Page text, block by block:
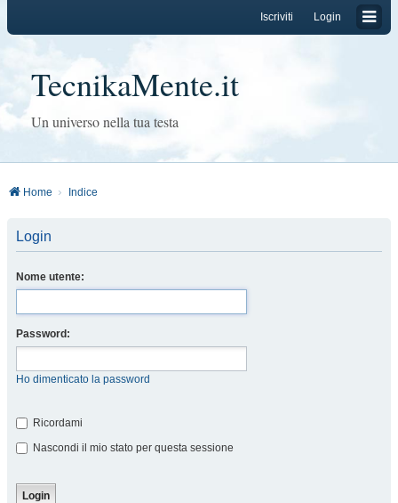
Login
Iscriviti
TecnikaMente.it
Un universo nella tua testa
Home Indice
Login
Nome utente:
Password:
Ho dimenticato la password
Ricordami
Nascondi il mio stato per questa sessione